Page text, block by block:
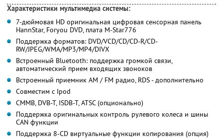
Характеристики мультимедиа системы:
7-дюймовая HD оригинальная цифровая сенсорная панель
HannStar, Foryou DVD, плата М-Star776
Поддержка форматов: DVD/VCD/CD/CD-R/CD-
RW/JPEG/WMA/MP3/MP4/DIVX
Встроенный Bluetooth: поддержка громкой связи,
автоматический прием входящих звоноков
Встроенный приемник AM / FM радио, RDS - дополнительно
Совместим с Ipod
CMMB, DVB-T, ISDB-T, ATSC (опционально)
Поддержка оригинальных контроль рулевого колеса и шины
CAN функции
Поддержка 8-CD виртуальные функции копирования (опция)